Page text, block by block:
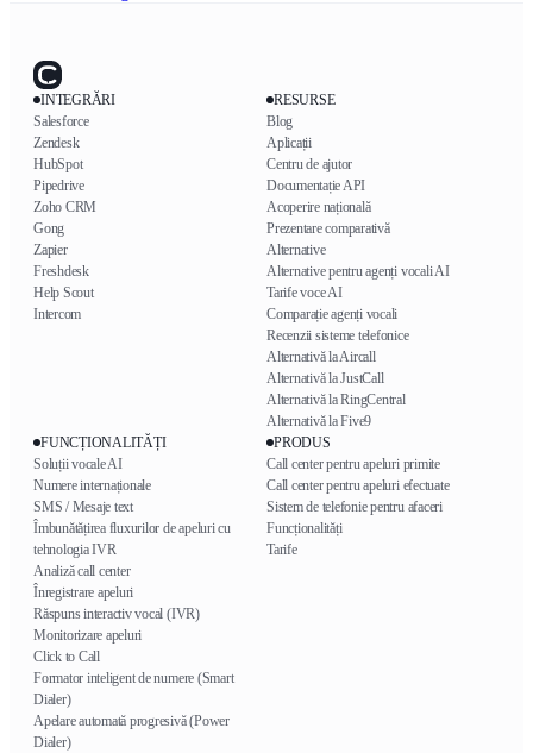
INTEGRĂRI
Salesforce
Zendesk
HubSpot
Pipedrive
Zoho CRM
Gong
Zapier
Freshdesk
Help Scout
Intercom
RESURSE
Blog
Aplicații
Centru de ajutor
Documentație API
Acoperire națională
Prezentare comparativă
Alternative
Alternative pentru agenți vocali AI
Tarife voce AI
Comparație agenți vocali
Recenzii sisteme telefonice
Alternativă la Aircall
Alternativă la JustCall
Alternativă la RingCentral
Alternativă la Five9
FUNCȚIONALITĂȚI
Soluții vocale AI
Numere internaționale
SMS / Mesaje text
Îmbunătățirea fluxurilor de apeluri cu
tehnologia IVR
Analiză call center
Înregistrare apeluri
Răspuns interactiv vocal (IVR)
Monitorizare apeluri
Click to Call
Formator inteligent de numere (Smart
Dialer)
Apelare automată progresivă (Power
Dialer)
PRODUS
Call center pentru apeluri primite
Call center pentru apeluri efectuate
Sistem de telefonie pentru afaceri
Funcționalități
Tarife